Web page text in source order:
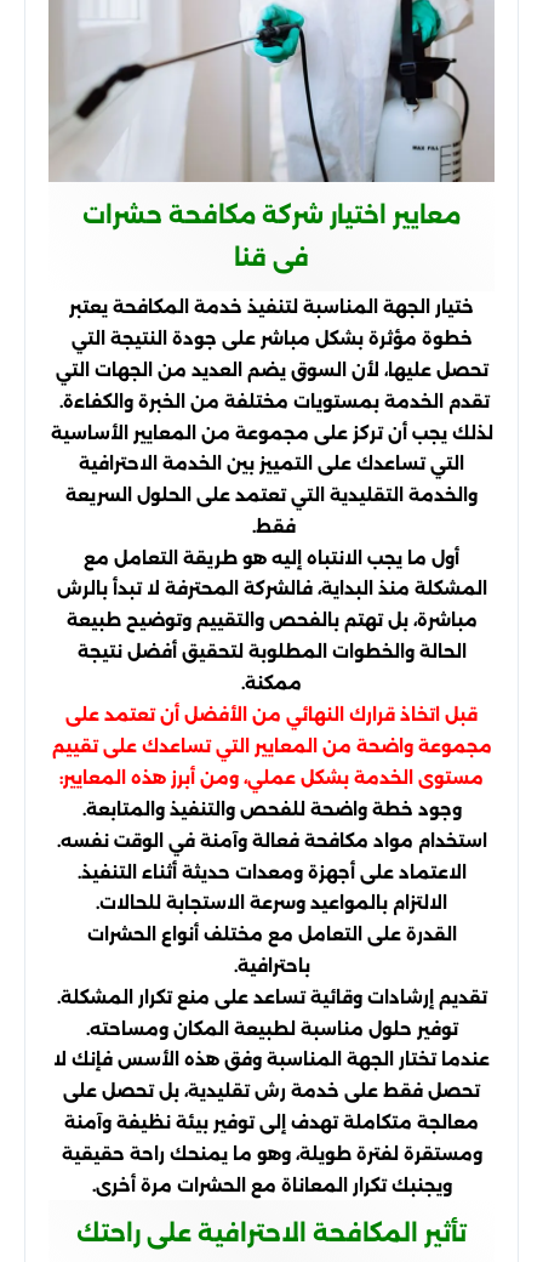
معايير اختيار شركة مكافحة حشرات
فى قنا
ختيار الجهة المناسبة لتنفيذ خدمة المكافحة يعتبر
خطوة مؤثرة بشكل مباشر على جودة النتيجة التي
تحصل عليها، لأن السوق يضم العديد من الجهات التي
تقدم الخدمة بمستويات مختلفة من الخبرة والكفاءة.
لذلك يجب أن تركز على مجموعة من المعايير الأساسية
التي تساعدك على التمييز بين الخدمة الاحترافية
والخدمة التقليدية التي تعتمد على الحلول السريعة
فقط.
أول ما يجب الانتباه إليه هو طريقة التعامل مع
المشكلة منذ البداية، فالشركة المحترفة لا تبدأ بالرش
مباشرة، بل تهتم بالفحص والتقييم وتوضيح طبيعة
الحالة والخطوات المطلوبة لتحقيق أفضل نتيجة
ممكنة.
قبل اتخاذ قرارك النهائي من الأفضل أن تعتمد على
مجموعة واضحة من المعايير التي تساعدك على تقييم
مستوى الخدمة بشكل عملي، ومن أبرز هذه المعايير:
وجود خطة واضحة للفحص والتنفيذ والمتابعة.
استخدام مواد مكافحة فعالة وآمنة في الوقت نفسه.
الاعتماد على أجهزة ومعدات حديثة أثناء التنفيذ.
الالتزام بالمواعيد وسرعة الاستجابة للحالات.
القدرة على التعامل مع مختلف أنواع الحشرات
باحترافية.
تقديم إرشادات وقائية تساعد على منع تكرار المشكلة.
توفير حلول مناسبة لطبيعة المكان ومساحته.
عندما تختار الجهة المناسبة وفق هذه الأسس فإنك لا
تحصل فقط على خدمة رش تقليدية، بل تحصل على
معالجة متكاملة تهدف إلى توفير بيئة نظيفة وآمنة
ومستقرة لفترة طويلة، وهو ما يمنحك راحة حقيقية
ويجنبك تكرار المعاناة مع الحشرات مرة أخرى.
تأثير المكافحة الاحترافية على راحتك